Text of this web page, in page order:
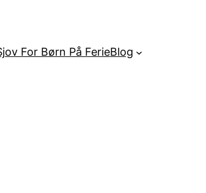
For Børn På FerieBlog